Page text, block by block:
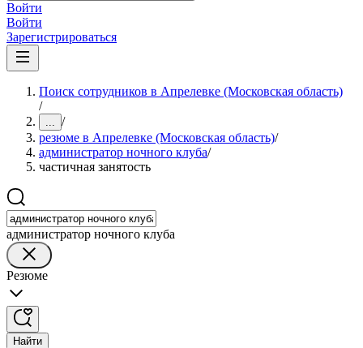
Войти
Войти
Зарегистрироваться
Поиск сотрудников в Апрелевке (Московская область)
/
... /
резюме в Апрелевке (Московская область)/
администратор ночного клуба/
частичная занятость
администратор ночного клуба
Резюме
Найти